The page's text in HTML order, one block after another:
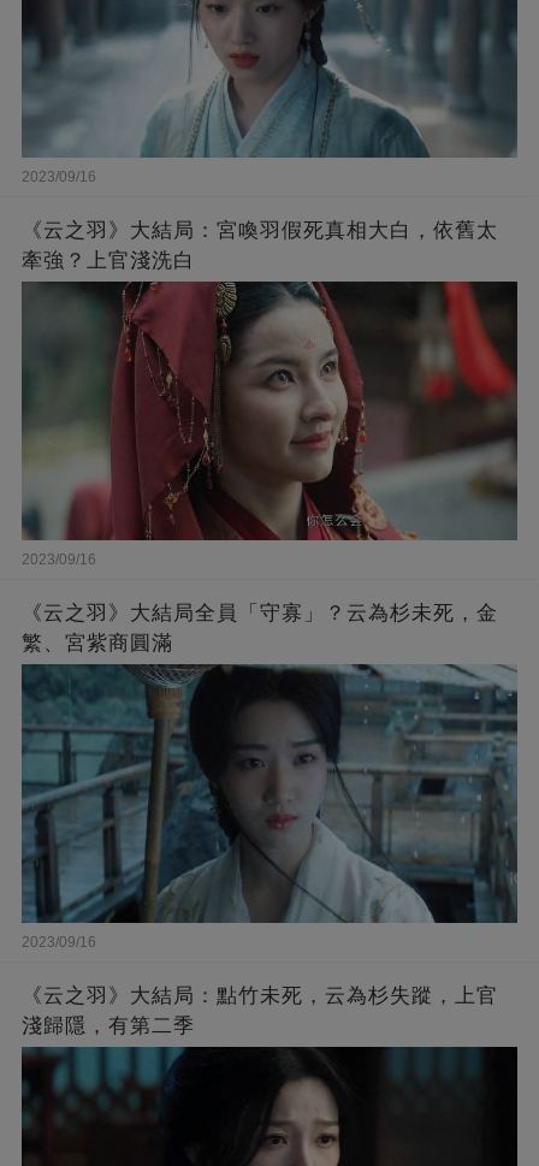
2023/09/16
《云之羽》大結局：宮喚羽假死真相大白，依舊太
牽強？上官淺洗白
2023/09/16
《云之羽》大結局全員「守寡」？云為杉未死，金
繁、宮紫商圓滿
2023/09/16
《云之羽》大結局：點竹未死，云為杉失蹤，上官
淺歸隱，有第二季